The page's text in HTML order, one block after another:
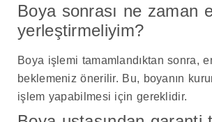
Boya sonrası ne zaman
yerleştirmeliyim?
Boya işlemi tamamlandıktan sonra,
beklemeniz önerilir. Bu, boyanın
işlem yapabilmesi için gereklidir.